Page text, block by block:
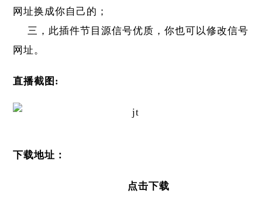
网址换成你自己的；
三，此插件节目源信号优质，你也可以修改信号
网址。
直播截图:
下载地址：
点击下载